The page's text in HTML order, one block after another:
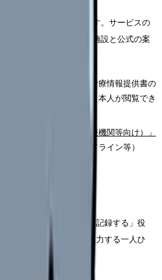
をもとに整理しています。サービスの
ため、最新の内容は各施設と公式の案
情報共有サービス」
（診療情報提供書の
報を全国の医療機関等・本人が閲覧でき
情報共有サービス（医療機関等向け）」
補助金・安全管理ガイドライン等）
トは、次のとおりです。
も、その情報を「正確に記録する」役
仕組みが広がるほど、入力する一人ひ
設の判断の土台になる。